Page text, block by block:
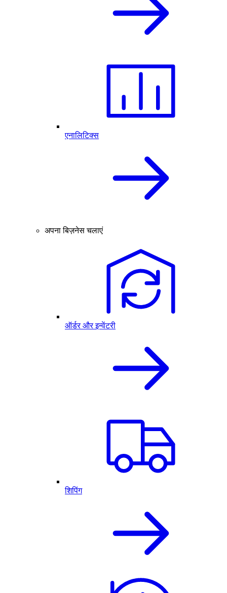
एनालिटिक्स
अपना बिज़नेस चलाएं
ऑर्डर और इन्वेंटरी
शिपिंग